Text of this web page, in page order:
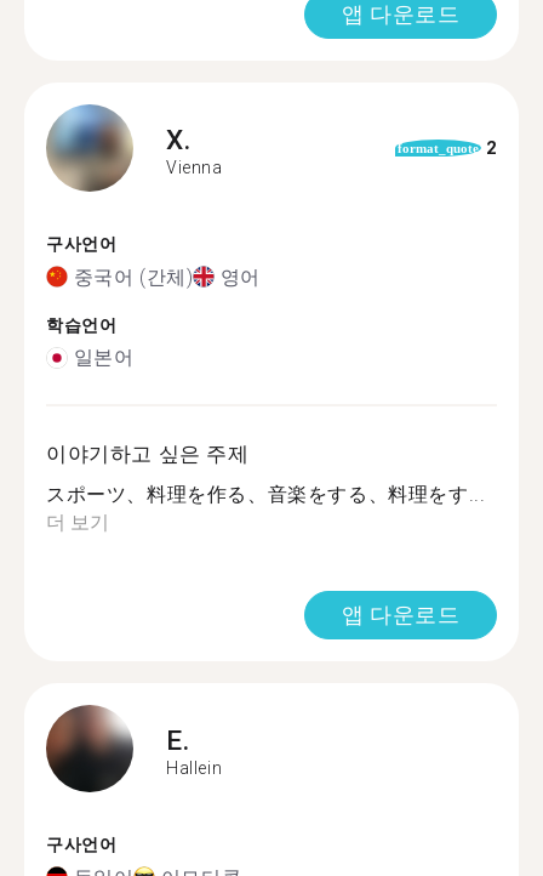
앱 다운로드
X.
Vienna
format_quote 2
구사언어
중국어 (간체) 영어
학습언어
일본어
이야기하고 싶은 주제
スポーツ、料理を作る、音楽をする、料理をす...
더 보기
앱 다운로드
E.
Hallein
구사언어